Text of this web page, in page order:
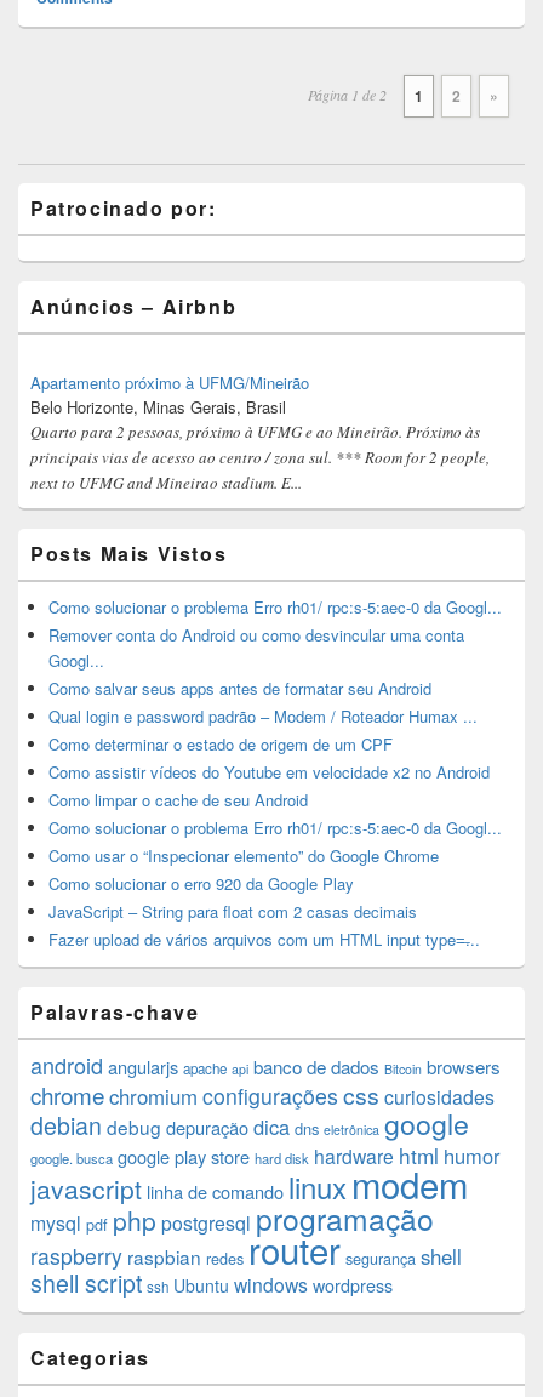
Página 1 de 2 1 2 »
Sidebar
Widget
Area
Patrocinado por:
Anúncios – Airbnb
Apartamento próximo à UFMG/Mineirão
Belo Horizonte, Minas Gerais, Brasil
Quarto para 2 pessoas, próximo à UFMG e ao Mineirão. Próximo às
principais vias de acesso ao centro / zona sul. *** Room for 2 people,
next to UFMG and Mineirao stadium. E...
Posts Mais Vistos
Como solucionar o problema Erro rh01/ rpc:s-5:aec-0 da Googl...
Remover conta do Android ou como desvincular uma conta
Googl...
Como salvar seus apps antes de formatar seu Android
Qual login e password padrão – Modem / Roteador Humax ...
Como determinar o estado de origem de um CPF
Como assistir vídeos do Youtube em velocidade x2 no Android
Como limpar o cache de seu Android
Como solucionar o problema Erro rh01/ rpc:s-5:aec-0 da Googl...
Como usar o “Inspecionar elemento” do Google Chrome
Como solucionar o erro 920 da Google Play
JavaScript – String para float com 2 casas decimais
Fazer upload de vários arquivos com um HTML input type=̶...
Palavras-chave
android angularjs apache api banco de dados Bitcoin browsers
chromechromium configurações css curiosidades
debian debug depuraçãodica dns eletrônica google
google. busca google play store hard disk hardware html humor
javascript linha de comando linux modem
mysql pdf php postgresql programação
raspberry raspbian redes router segurança shell
shell script ssh Ubuntu windows wordpress
Categorias